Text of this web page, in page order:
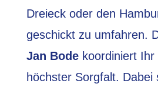
Dreieck oder den
geschickt zu umfahren.
Jan Bode koordiniert
höchster Sorgfalt. Dabei